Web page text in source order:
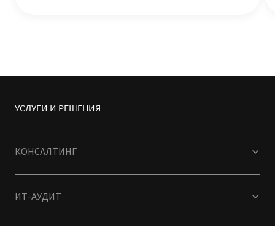
УСЛУГИ И РЕШЕНИЯ
КОНСАЛТИНГ
ИТ-АУДИТ